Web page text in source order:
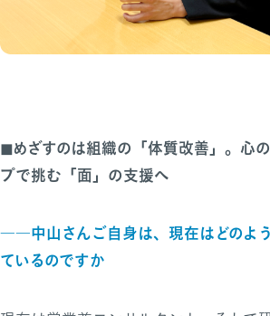
◼︎めざすのは組織の「体質改善」。心
プで挑む「面」の支援へ
――中山さんご自身は、現在はどのよ
ているのですか